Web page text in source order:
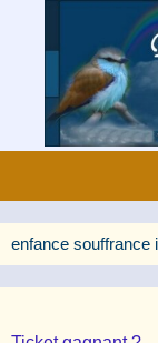
contenu
enfance souffrance